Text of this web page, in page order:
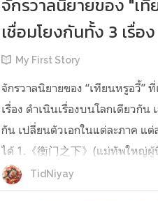
จักรวาลนิยายของ "เ
เชื่อมโยงกันทั้ง 3 เรื่อง
My First Story
จักรวาลนิยายของ “เทียนหรูอวี้”
เรื่อง ดำเนินเรื่องบนโลกเดียวกัน
กัน เปลี่ยนตัวเอกในแต่ละภาค แต่
ได้ 1.《衡门之下》(แม่ทัพใหญ่ผู้
เล่มจบ) เป็นเรื่องที่เกิดก่อน เล่าเ
หลี่ชีฉือ ที่ต้องแต่งงานกันก่อนจะใ
TidNiyay